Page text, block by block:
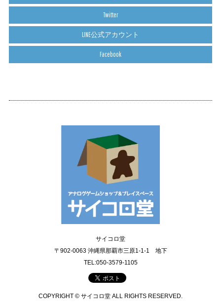
Twitter
LINE公式アカウント
Facebook
サイコロ堂
〒902-0063 沖縄県那覇市三原1-1-1 地下
TEL:050-3579-1105
COPYRIGHT © サイコロ堂 ALL RIGHTS RESERVED.